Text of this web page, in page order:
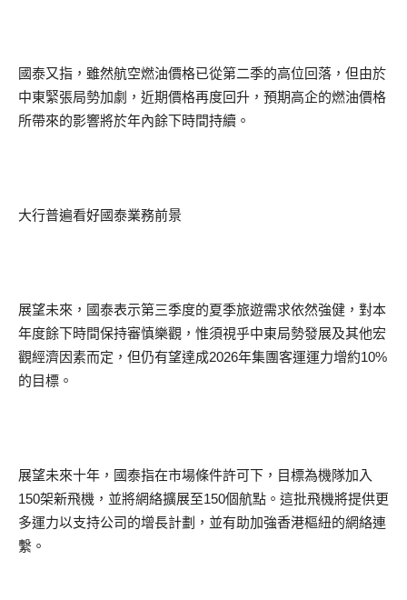
國泰又指，雖然航空燃油價格已從第二季的高位回落，但由於
中東緊張局勢加劇，近期價格再度回升，預期高企的燃油價格
所帶來的影響將於年內餘下時間持續。
大行普遍看好國泰業務前景
展望未來，國泰表示第三季度的夏季旅遊需求依然強健，對本
年度餘下時間保持審慎樂觀，惟須視乎中東局勢發展及其他宏
觀經濟因素而定，但仍有望達成2026年集團客運運力增約10%
的目標。
展望未來十年，國泰指在市場條件許可下，目標為機隊加入
150架新飛機，並將網絡擴展至150個航點。這批飛機將提供更
多運力以支持公司的增長計劃，並有助加強香港樞紐的網絡連
繫。